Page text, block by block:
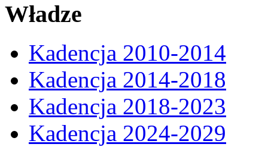
Władze
Kadencja 2010-2014
Kadencja 2014-2018
Kadencja 2018-2023
Kadencja 2024-2029